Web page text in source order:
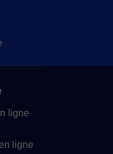
ligne
ligne